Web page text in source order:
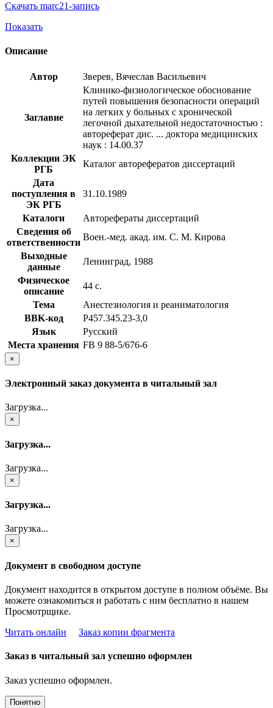
Скачать marc21-запись
Показать
Описание
Автор Зверев, Вячеслав Васильевич
Заглавие
Клинико-физиологическое обоснование
путей повышения безопасности операций
на легких у больных с хронической
легочной дыхательной недостаточностью :
автореферат дис. ... доктора медицинских
наук : 14.00.37
Коллекции ЭК
РГБ
Каталог авторефератов диссертаций
Дата
поступления в
ЭК РГБ
31.10.1989
Каталоги
Авторефераты диссертаций
Сведения об
ответственности
Воен.-мед. акад. им. С. М. Кирова
Выходные
данные
Ленинград, 1988
Физическое
описание
44 с.
Тема
Анестезиология и реаниматология
BBK-код
Р457.345.23-3,0
Язык
Русский
Места хранения FB 9 88-5/676-6
×
Электронный заказ документа в читальный зал
Загрузка...
×
Загрузка...
Загрузка...
×
Загрузка...
Загрузка...
×
Документ в свободном доступе
Документ находится в открытом доступе в полном объёме. Вы
можете ознакомиться и работать с ним бесплатно в нашем
Просмотрщике.
Читать онлайн
Заказ копии фрагмента
Заказ в читальный зал успешно оформлен
Заказ успешно оформлен.
Понятно